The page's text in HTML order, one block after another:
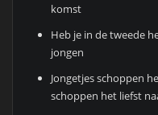
komst
Heb je in de tweede
jongen
Jongetjes schoppen
schoppen het liefst